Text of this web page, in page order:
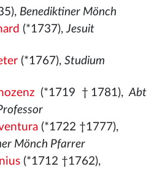
Benediktiner Mönch
(*1737),Jesuit
(*1767), Studium
(*1719 †1781),Abt
(*1722 †1777),
Mönch Pfarrer
(*1712 †1762),